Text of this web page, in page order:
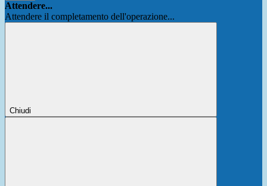
Attendere...
Attendere il completamento dell'operazione...
Chiudi